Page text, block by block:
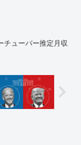
チューバー推定月収